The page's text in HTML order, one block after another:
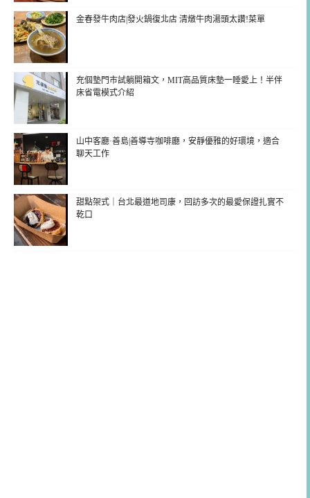
金春發牛肉店|發火鍋復北店 清燉牛肉湯頭太讚!菜單
充個墊門市試躺開箱文，MIT高品質床墊一睡愛上！半伴
床省電模式介紹
山中客廳·善島|善導寺咖啡廳，安靜優雅的好環境，適合
聊天工作
甜點架式｜台北最道地司康，回訪多次的最愛保證扎實不
乾口